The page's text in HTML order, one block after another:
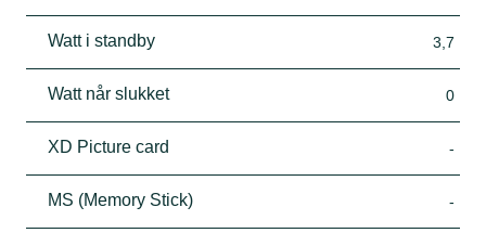
Watt i standby 3,7
Watt når slukket 0
XD Picture card -
MS (Memory Stick) -